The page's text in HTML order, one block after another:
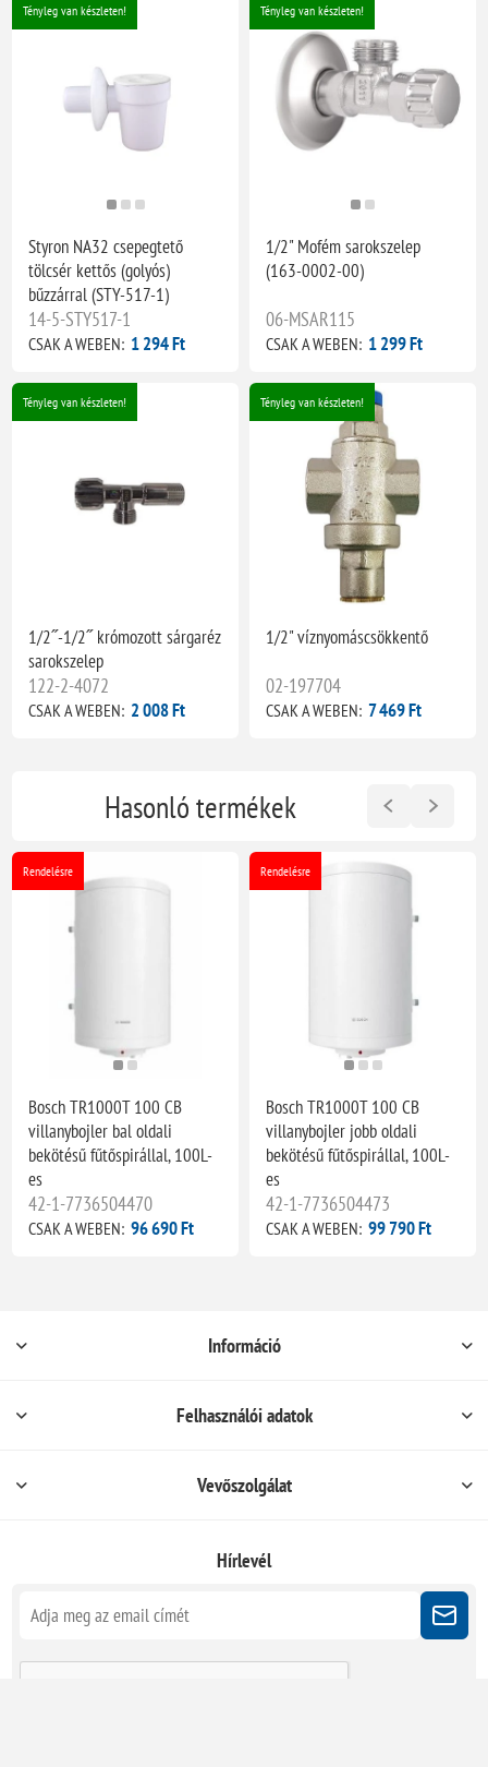
Tényleg van készleten!
Styron NA32 csepegtető
tölcsér kettős (golyós)
bűzzárral (STY-517-1)
14-5-STY517-1
CSAK A WEBEN: 1 294 Ft
Tényleg van készleten!
1/2" Mofém sarokszelep
(163-0002-00)
06-MSAR115
CSAK A WEBEN: 1 299 Ft
Tényleg van készleten!
1/2˝-1/2˝ krómozott sárgaréz
sarokszelep
122-2-4072
CSAK A WEBEN: 2 008 Ft
Tényleg van készleten!
1/2" víznyomáscsökkentő
02-197704
CSAK A WEBEN: 7 469 Ft
Hasonló termékek
Rendelésre
Bosch TR1000T 100 CB
villanybojler bal oldali
bekötésű fűtőspirállal, 100L-
es
42-1-7736504470
CSAK A WEBEN: 96 690 Ft
Rendelésre
Bosch TR1000T 100 CB
villanybojler jobb oldali
bekötésű fűtőspirállal, 100L-
es
42-1-7736504473
CSAK A WEBEN: 99 790 Ft
Információ
Felhasználói adatok
Vevőszolgálat
Hírlevél